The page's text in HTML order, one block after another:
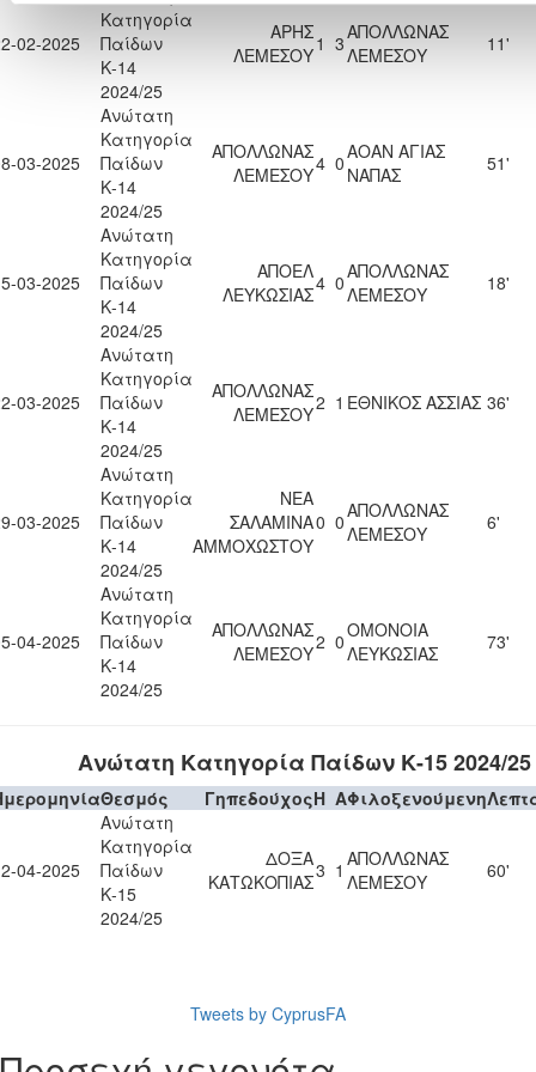
02-2025
Κατηγορία
Παίδων
Κ-14
2024/25
ΑΡΗΣ
ΛΕΜΕΣΟΥ1 3ΑΠΟΛΛΩΝΑΣ
ΛΕΜΕΣΟΥ
11'
03-2025
Ανώτατη
Κατηγορία
Παίδων
Κ-14
2024/25
ΑΠΟΛΛΩΝΑΣ
ΛΕΜΕΣΟΥ4 0ΑΟΑΝ ΑΓΙΑΣ
ΝΑΠΑΣ
51'
03-2025
Ανώτατη
Κατηγορία
Παίδων
Κ-14
2024/25
ΑΠΟΕΛ
ΛΕΥΚΩΣΙΑΣ4 0ΑΠΟΛΛΩΝΑΣ
ΛΕΜΕΣΟΥ
18'
03-2025
Ανώτατη
Κατηγορία
Παίδων
Κ-14
2024/25
ΑΠΟΛΛΩΝΑΣ
ΛΕΜΕΣΟΥ2 1 ΕΘΝΙΚΟΣ ΑΣΣΙΑΣ 36'
03-2025
Ανώτατη
Κατηγορία
Παίδων
Κ-14
2024/25
ΝΕΑ
ΣΑΛΑΜΙΝΑ
ΑΜΜΟΧΩΣΤΟΥ
0 0ΑΠΟΛΛΩΝΑΣ
ΛΕΜΕΣΟΥ
6'
04-2025
Ανώτατη
Κατηγορία
Παίδων
Κ-14
2024/25
ΑΠΟΛΛΩΝΑΣ
ΛΕΜΕΣΟΥ2 0ΟΜΟΝΟΙΑ
ΛΕΥΚΩΣΙΑΣ
73'
Ανώτατη Κατηγορία Παίδων Κ-15 2024/25
Θεσμός ΓηπεδούχοςH AΦιλοξενούμενη
04-2025
Ανώτατη
Κατηγορία
Παίδων
Κ-15
2024/25
ΔΟΞΑ
ΚΑΤΩΚΟΠΙΑΣ3 1 ΑΠΟΛΛΩΝΑΣ
ΛΕΜΕΣΟΥ
60'
Tweets by CyprusFA